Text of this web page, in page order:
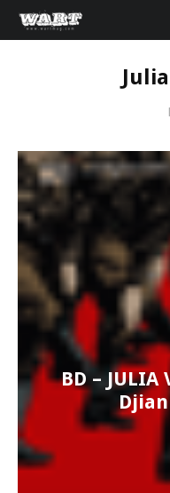
BD – JULIA